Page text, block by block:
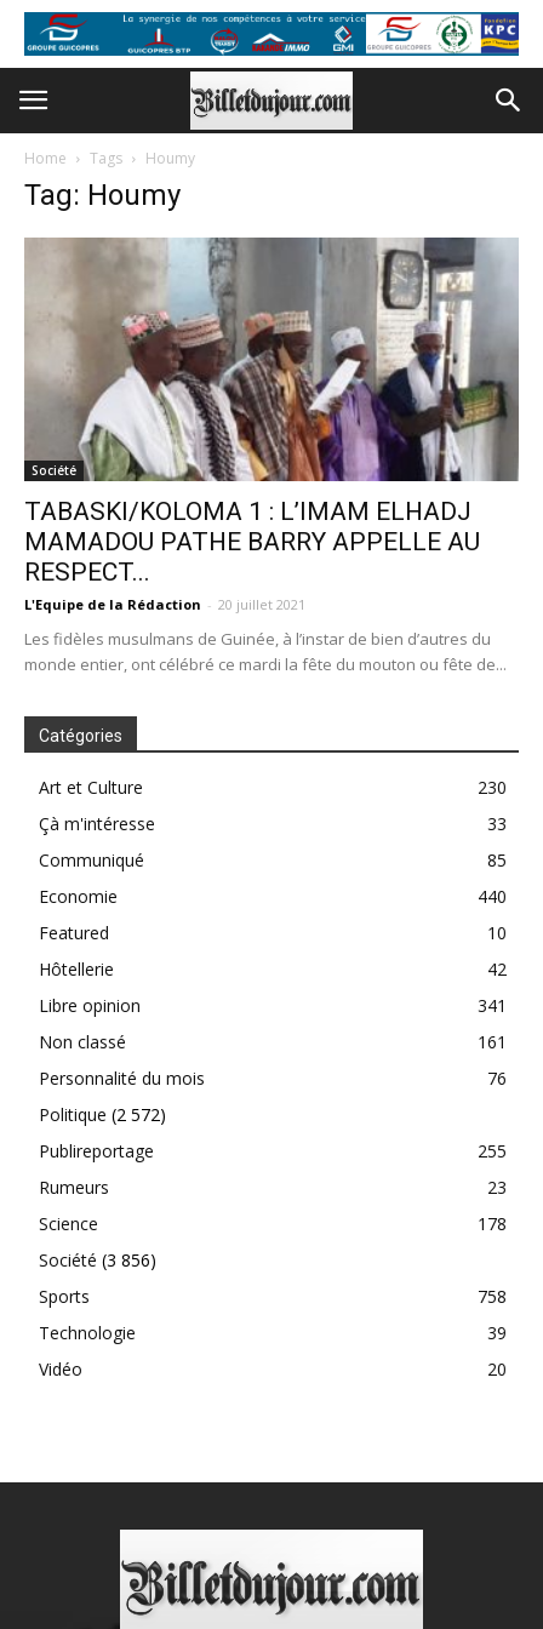
Home Tags Houmy
Tag: Houmy
Société
TABASKI/KOLOMA 1 : L’IMAM ELHADJ
MAMADOU PATHE BARRY APPELLE AU
RESPECT...
L'Equipe de la Rédaction - 20 juillet 2021
Les fidèles musulmans de Guinée, à l’instar de bien d’autres du
monde entier, ont célébré ce mardi la fête du mouton ou fête de...
Catégories
Art et Culture
230
Çà m'intéresse
33
Communiqué
85
Economie
440
Featured
10
Hôtellerie
42
Libre opinion
341
Non classé
161
Personnalité du mois
76
Politique (2 572)
Publireportage
255
Rumeurs
23
Science
178
Société (3 856)
Sports
758
Technologie
39
Vidéo
20